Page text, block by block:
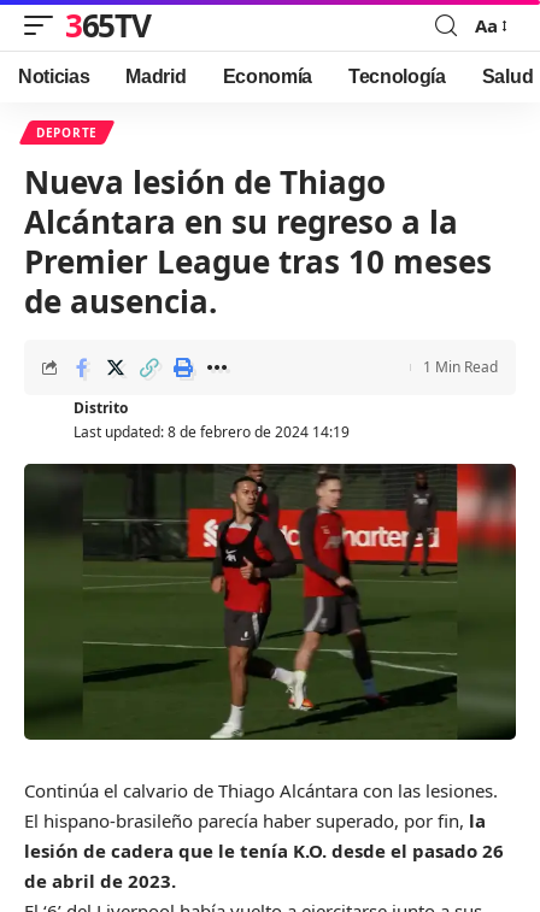
365TV
Font
Resizer
Aa
Noticias Madrid Economía Tecnología Salud
DEPORTE
Nueva lesión de Thiago
Alcántara en su regreso a la
Premier League tras 10 meses
de ausencia.
Last updated: 8 de febrero de 2024 14:19
Distrito
1 Min Read
Continúa el calvario de Thiago Alcántara con las lesiones.
El hispano-brasileño parecía haber superado, por fin, la
lesión de cadera que le tenía K.O. desde el pasado 26
de abril de 2023.